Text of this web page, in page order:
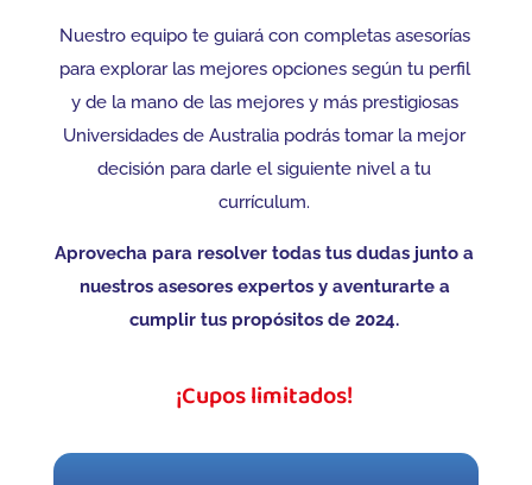
Nuestro equipo te guiará con completas asesorías
para explorar las mejores opciones según tu perfil
y de la mano de las mejores y más prestigiosas
Universidades de Australia podrás tomar la mejor
decisión para darle el siguiente nivel a tu
currículum.
Aprovecha para resolver todas tus dudas junto a
nuestros asesores expertos y aventurarte a
cumplir tus propósitos de 2024.
¡Cupos limitados!